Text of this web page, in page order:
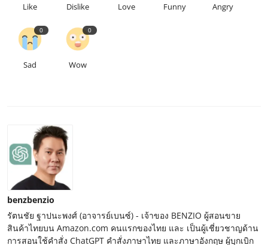
Like Dislike Love Funny Angry
0
Sad
0
Wow
benzbenzio
รัตนชัย ฐาปนะพงศ์ (อาจารย์เบนซ์) - เจ้าของ BENZIO ผู้สอนขาย
สินค้าไทยบน Amazon.com คนแรกของไทย และ เป็นผู้เชี่ยวชาญด้าน
การสอนใช้คำสั่ง ChatGPT คำสั่งภาษาไทย และภาษาอังกฤษ ผู้บุกเบิก